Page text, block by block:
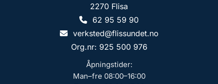
2270 Flisa
62 95 59 90
verksted@flissundet.no
Org.nr: 925 500 976
Åpningstider:
Man–fre 08:00–16:00